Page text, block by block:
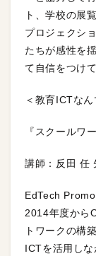
ト、学校の展
プロジェクシ
たちが感性を
て自信をつけ
＜教育ICTな
『スクールワ
講師：反田 任
EdTech
2014年度から
トワークの構
ICTを活用し